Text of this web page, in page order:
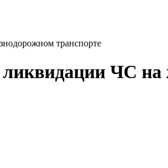
транспорте
ЧС на